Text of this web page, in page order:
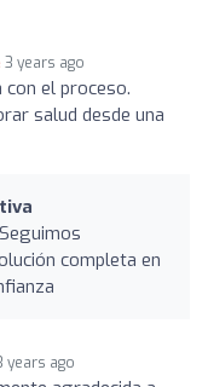
3 years ago
el proceso.
salud desde una
completa en
years ago